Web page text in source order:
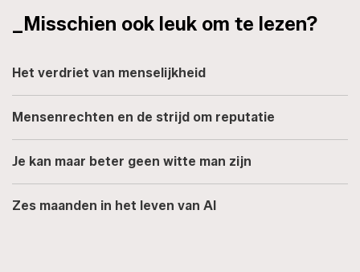
_Misschien ook leuk om te lezen?
Het verdriet van menselijkheid
Mensenrechten en de strijd om reputatie
Je kan maar beter geen witte man zijn
Zes maanden in het leven van AI